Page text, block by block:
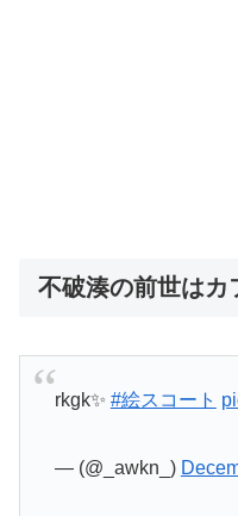
不破湊の前世はカ
rkgk✨ #絵スコート
— (@_awkn_)